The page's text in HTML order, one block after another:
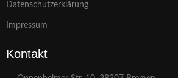
Datenschutzerklärung
Impressum
Kontakt